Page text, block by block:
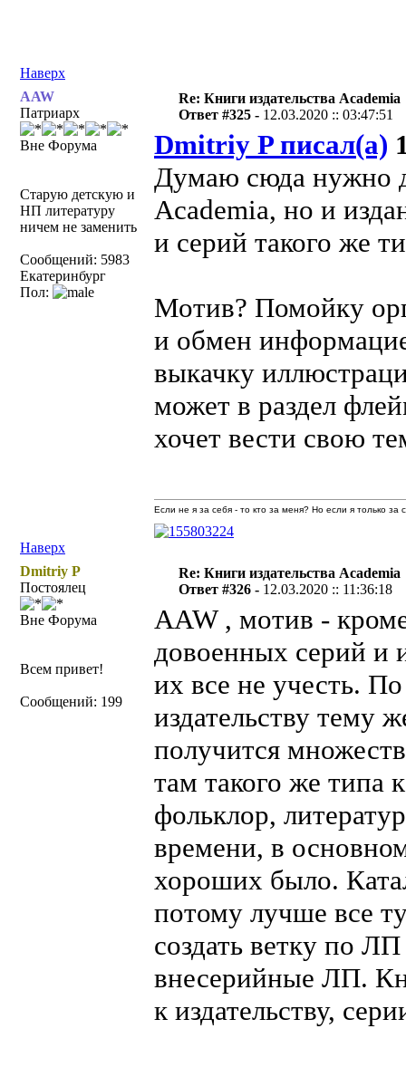
Наверх
AAW
Патриарх
Вне Форума
Старую детскую и
НП литературу
ничем не заменить
Сообщений: 5983
Екатеринбург
Пол:
Re: Книги издательства Academia
Ответ #325 - 12.03.2020 :: 03:47:51
Dmitriy P писал(а)
Думаю сюда нужно
Academia, но и
и серий такого же
Мотив? Помойку
и обмен
выкачку
может в раздел
хочет вести свою
Наверх
Если не я за себя - то кто за меня? Но если я только
Dmitriy P
Постоялец
Вне Форума
Всем привет!
Сообщений: 199
Re: Книги издательства Academia
Ответ #326 - 12.03.2020 :: 11:36:18
AAW , мотив -
довоенных серий и
их все не учесть.
издательству тему
получится
там такого же типа
фольклор,
времени, в
хороших было.
потому лучше все
создать ветку по
внесерийные ЛП.
к издательству,